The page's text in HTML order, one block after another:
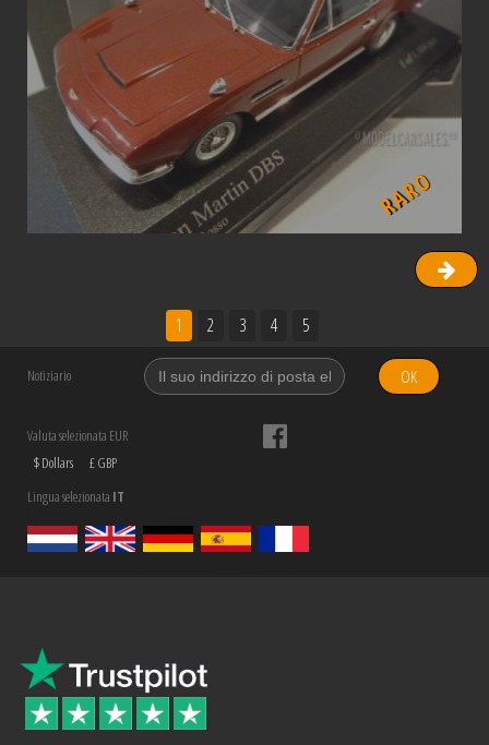
RARO
1 2 3 4 5
Notiziario OK
Valuta selezionata EUR
$ Dollars
£ GBP
Lingua selezionata IT